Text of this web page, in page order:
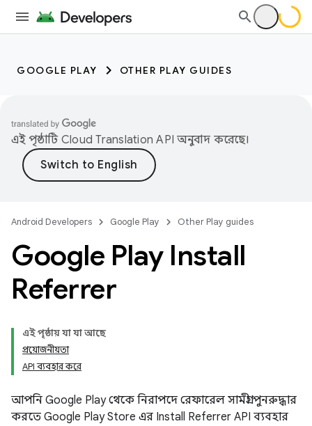
GOOGLE PLAY OTHER PLAY GUIDES
এই পৃষ্ঠাটি Cloud Translation API অনুবাদ করেছে।
Android Developers Google Play Other Play guides
Google Play Install
Referrer
এই পৃষ্ঠায় যা যা আছে
প্রয়োজনীয়তা
API ব্যবহার করে
আপনি Google Play থেকে নিরাপদে রেফারেল সামগ্রী পুনরুদ্ধার
করতে Google Play Store এর Install Referrer API ব্যবহার